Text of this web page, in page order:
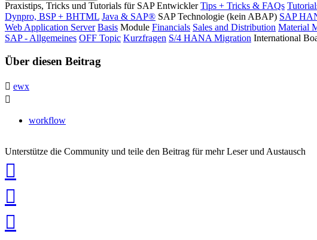
Praxistips, Tricks und Tutorials für SAP Entwickler Tips + Tricks & FAQs
Dynpro, BSP + BHTML Java & SAP® SAP Technologie (kein ABAP) SAP
Web Application Server Basis Module Financials Sales and Distribution Material
SAP - Allgemeines OFF Topic Kurzfragen S/4 HANA Migration International
Über diesen Beitrag
ewx
workflow
Unterstütze die Community und teile den Beitrag für mehr Leser und Austausch
teilen
teilen
teilen